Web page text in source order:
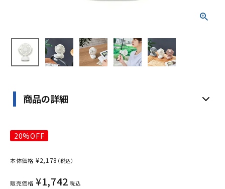
商品の詳細
20%OFF
本体価格 ¥2,178 （税込）
販売価格 ¥1,742 税込